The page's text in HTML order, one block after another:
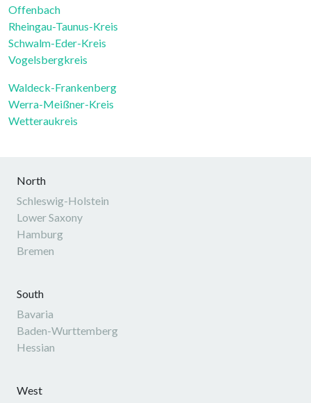
Offenbach
Rheingau-Taunus-Kreis
Schwalm-Eder-Kreis
Vogelsbergkreis
Waldeck-Frankenberg
Werra-Meißner-Kreis
Wetteraukreis
North
Schleswig-Holstein
Lower Saxony
Hamburg
Bremen
South
Bavaria
Baden-Wurttemberg
Hessian
West